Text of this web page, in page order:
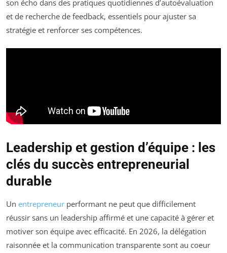
son écho dans des pratiques quotidiennes d’autoévaluation
et de recherche de feedback, essentiels pour ajuster sa
stratégie et renforcer ses compétences.
Leadership et gestion d’équipe : les
clés du succès entrepreneurial
durable
Un entrepreneur performant ne peut que difficilement
réussir sans un leadership affirmé et une capacité à gérer et
motiver son équipe avec efficacité. En 2026, la délégation
raisonnée et la communication transparente sont au coeur